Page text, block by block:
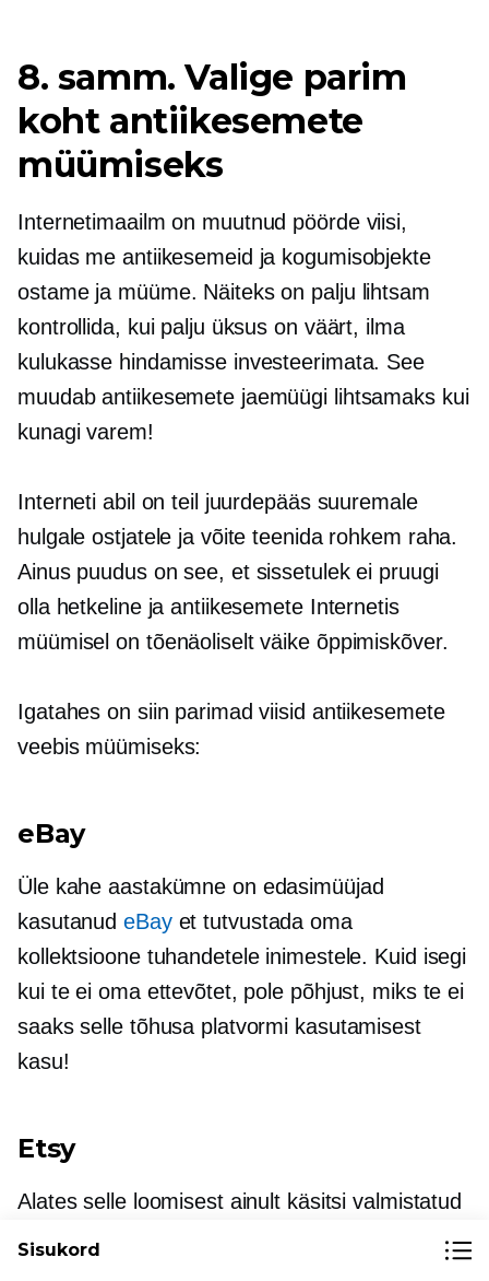
8. samm. Valige parim
koht antiikesemete
müümiseks
Internetimaailm on muutnud pöörde viisi,
kuidas me antiikesemeid ja kogumisobjekte
ostame ja müüme. Näiteks on palju lihtsam
kontrollida, kui palju üksus on väärt, ilma
kulukasse hindamisse investeerimata. See
muudab antiikesemete jaemüügi lihtsamaks kui
kunagi varem!
Interneti abil on teil juurdepääs suuremale
hulgale ostjatele ja võite teenida rohkem raha.
Ainus puudus on see, et sissetulek ei pruugi
olla hetkeline ja antiikesemete Internetis
müümisel on tõenäoliselt väike õppimiskõver.
Igatahes on siin parimad viisid antiikesemete
veebis müümiseks:
eBay
Üle kahe aastakümne on edasimüüjad
kasutanudeBayet tutvustada oma
kollektsioone tuhandetele inimestele. Kuid isegi
kui te ei oma ettevõtet, pole põhjust, miks te ei
saaks selle tõhusa platvormi kasutamisest
kasu!
Etsy
Alates selle loomisest ainult käsitsi valmistatud
turuna,
Sisukord